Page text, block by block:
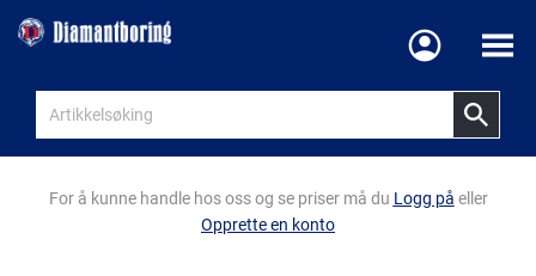
Meny
For å kunne handle hos oss og se priser må du Logg på eller
Opprette en konto